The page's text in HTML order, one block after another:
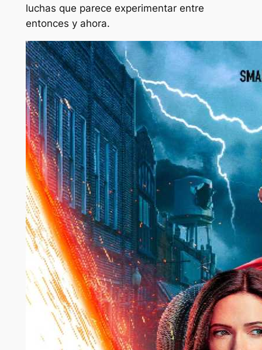
luchas que parece experimentar entre
entonces y ahora.